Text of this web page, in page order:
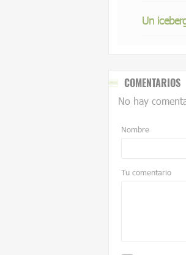
Un
COMENTARIOS
No hay
Nombre
Tu comentario